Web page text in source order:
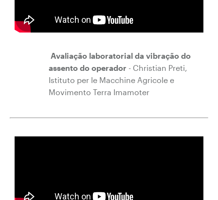
Avaliação laboratorial da vibração do
assento do operador - Christian Preti,
Istituto per le Macchine Agricole e
Movimento Terra Imamoter